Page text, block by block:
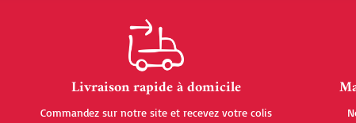
Livraison rapide à domicile
Commandez sur notre site et recevez votre colis